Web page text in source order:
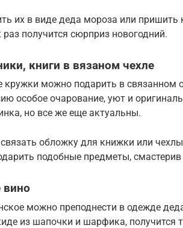
их в виде деда мороза или пришить
раз получится сюрприз новогодний.
книги в вязаном чехле
можно подарить в связанном
особое очарование, уют и
но все же еще актуальны.
обложку для книжки или
подобные предметы,
вино
можно преподнести в одежде
из шапочки и шарфика, получится